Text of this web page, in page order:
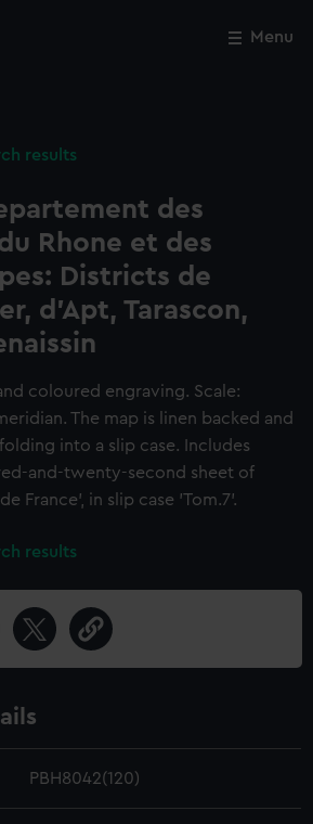
Menu
results
des
Rhone et des
Districts de
d'Apt, Tarascon,
coloured engraving. Scale:
The map is linen backed and
into a slip case. Includes
and-twenty-second sheet of
France', in slip case 'Tom.7'.
results
PBH8042(120)
Close